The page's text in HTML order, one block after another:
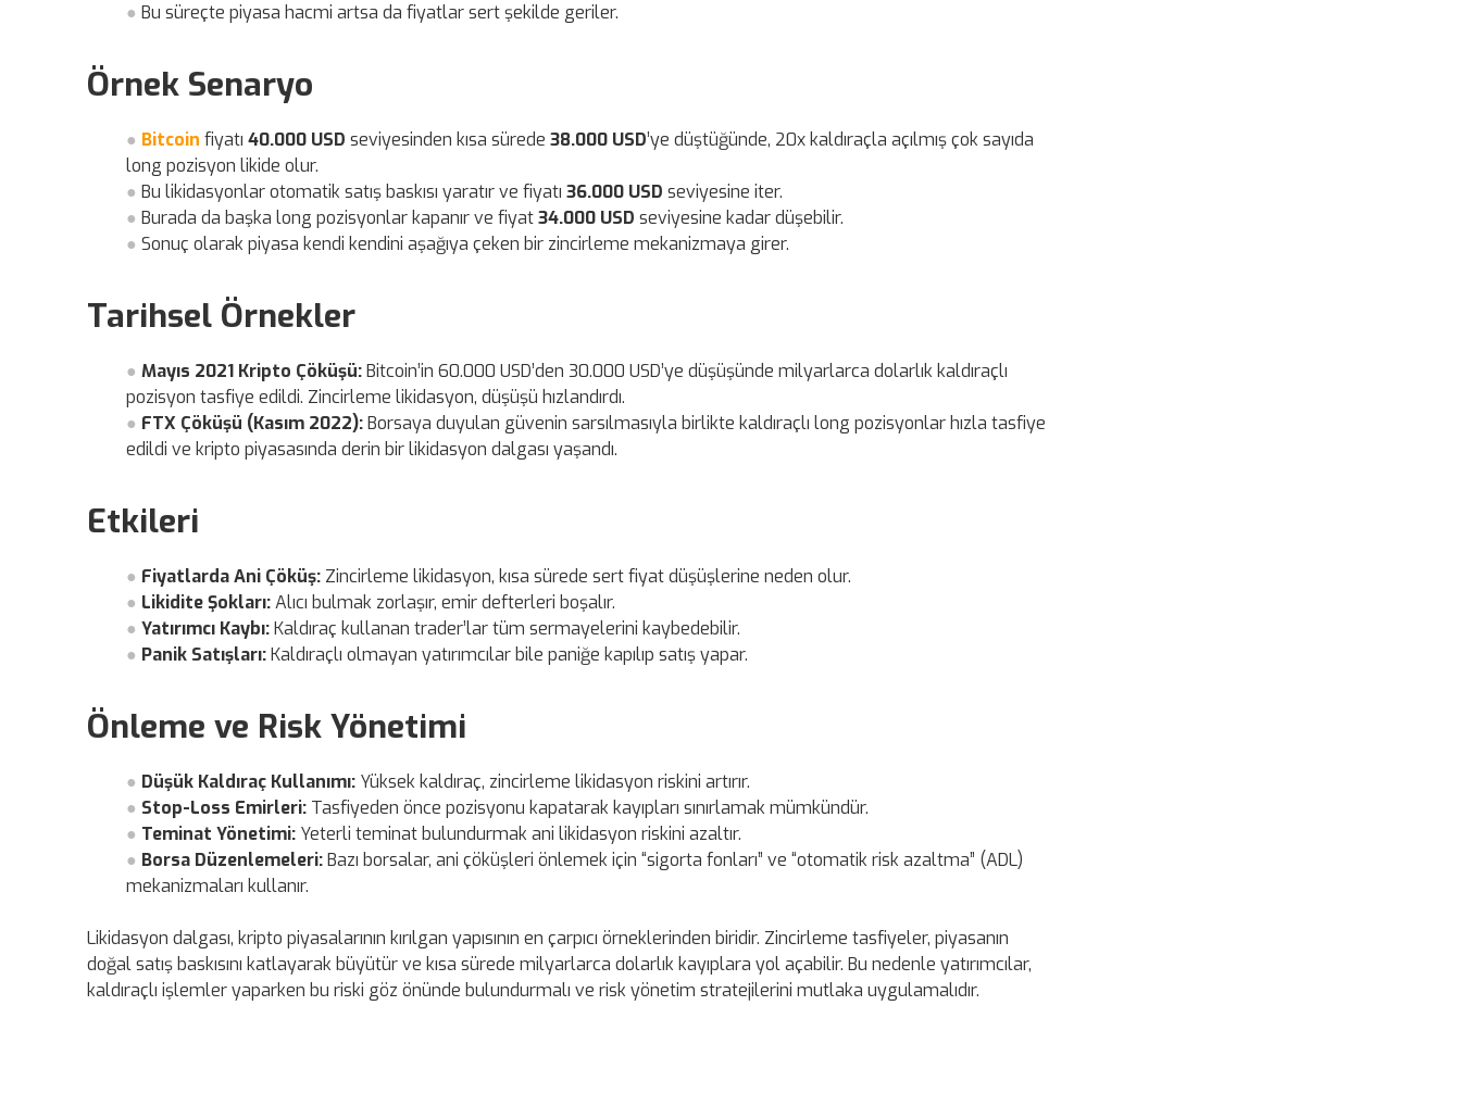
Bu süreçte piyasa hacmi artsa da fiyatlar sert şekilde geriler.
Örnek Senaryo
Bitcoin fiyatı 40.000 USD seviyesinden kısa sürede 38.000 USD’ye düştüğünde, 20x kaldıraçla açılmış çok sayıda
long pozisyon likide olur.
Bu likidasyonlar otomatik satış baskısı yaratır ve fiyatı 36.000 USD seviyesine iter.
Burada da başka long pozisyonlar kapanır ve fiyat34.000 USD seviyesine kadar düşebilir.
Sonuç olarak piyasa kendi kendini aşağıya çeken bir zincirleme mekanizmaya girer.
Tarihsel Örnekler
Mayıs 2021 Kripto Çöküşü:Bitcoin’in 60.000 USD’den 30.000 USD’ye düşüşünde milyarlarca dolarlık kaldıraçlı
pozisyon tasfiye edildi. Zincirleme likidasyon, düşüşü hızlandırdı.
FTX Çöküşü (Kasım 2022):Borsaya duyulan güvenin sarsılmasıyla birlikte kaldıraçlı long pozisyonlar hızla tasfiye
edildi ve kripto piyasasında derin bir likidasyon dalgası yaşandı.
Etkileri
Fiyatlarda Ani Çöküş:Zincirleme likidasyon, kısa sürede sert fiyat düşüşlerine neden olur.
Likidite Şokları:Alıcı bulmak zorlaşır, emir defterleri boşalır.
Yatırımcı Kaybı:Kaldıraç kullanan trader’lar tüm sermayelerini kaybedebilir.
Panik Satışları:Kaldıraçlı olmayan yatırımcılar bile paniğe kapılıp satış yapar.
Önleme ve Risk Yönetimi
Düşük Kaldıraç Kullanımı:Yüksek kaldıraç, zincirleme likidasyon riskini artırır.
Stop-Loss Emirleri:Tasfiyeden önce pozisyonu kapatarak kayıpları sınırlamak mümkündür.
Teminat Yönetimi:Yeterli teminat bulundurmak ani likidasyon riskini azaltır.
Borsa Düzenlemeleri:Bazı borsalar, ani çöküşleri önlemek için “sigorta fonları” ve “otomatik risk azaltma” (ADL)
mekanizmaları kullanır.
Likidasyon dalgası, kripto piyasalarının kırılgan yapısının en çarpıcı örneklerinden biridir. Zincirleme tasfiyeler, piyasanın
doğal satış baskısını katlayarak büyütür ve kısa sürede milyarlarca dolarlık kayıplara yol açabilir. Bu nedenle yatırımcılar,
kaldıraçlı işlemler yaparken bu riski göz önünde bulundurmalı ve risk yönetim stratejilerini mutlaka uygulamalıdır.